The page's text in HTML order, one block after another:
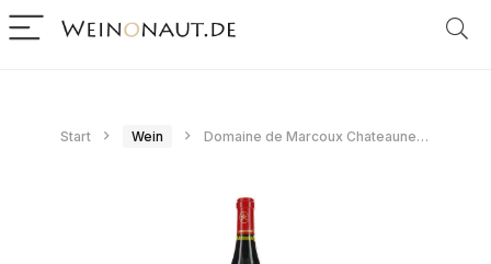
Start Wein Domaine de Marcoux Chateauneuf-du-Pape V.V. 2020